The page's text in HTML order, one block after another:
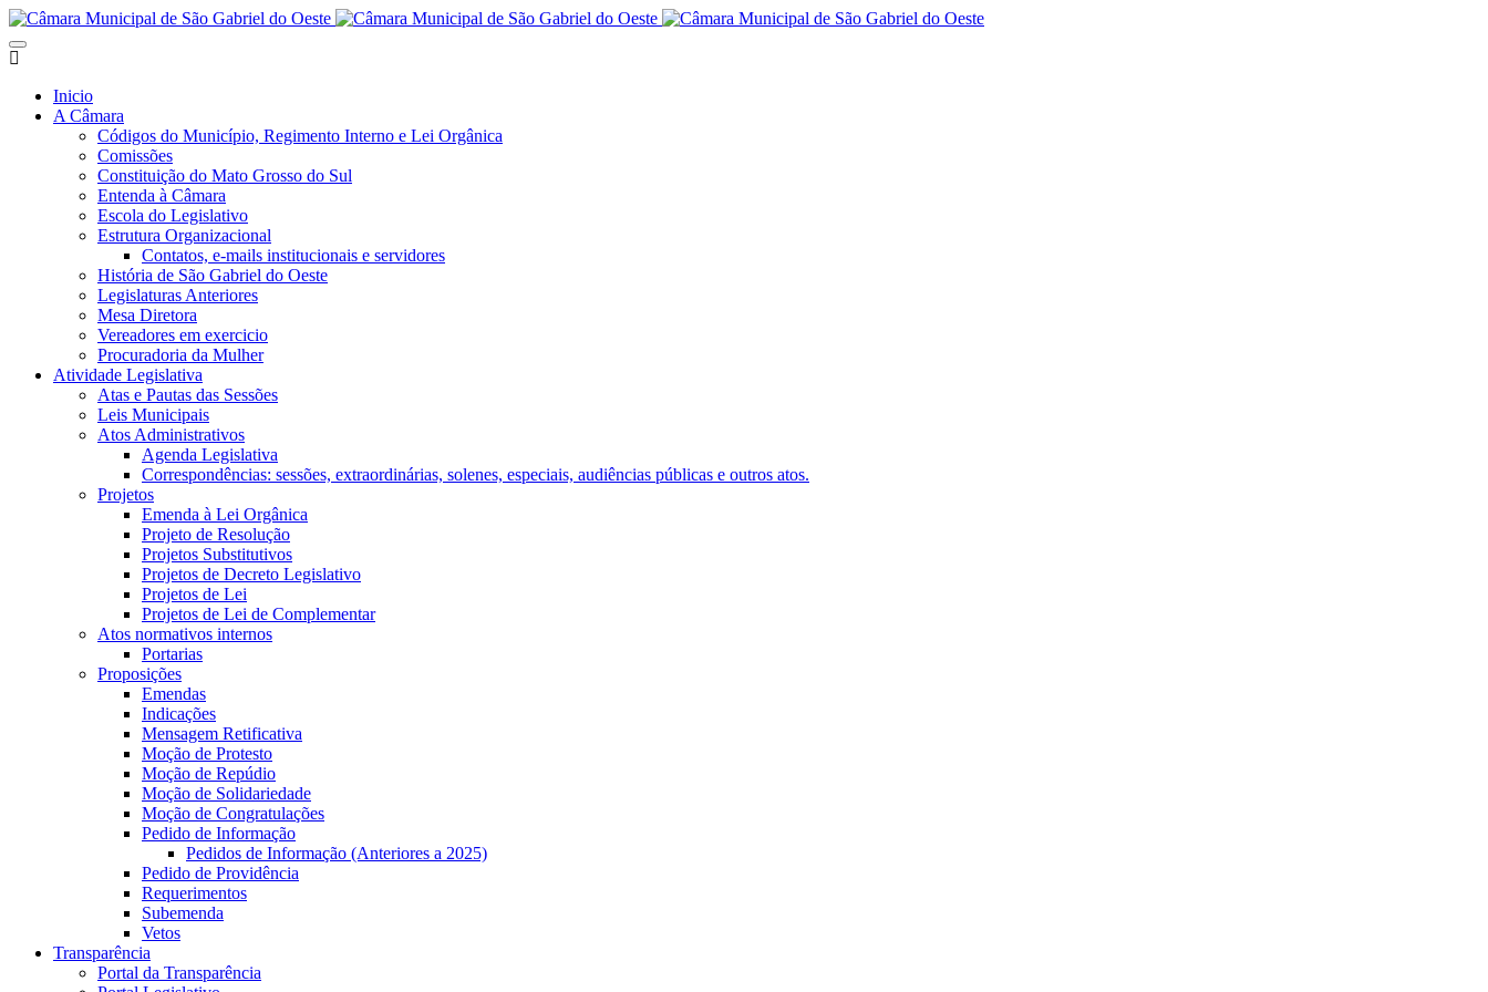
Inicio
A Câmara
Códigos do Município, Regimento Interno e Lei Orgânica
Comissões
Constituição do Mato Grosso do Sul
Entenda à Câmara
Escola do Legislativo
Estrutura Organizacional
Contatos, e-mails institucionais e servidores
História de São Gabriel do Oeste
Legislaturas Anteriores
Mesa Diretora
Vereadores em exercicio
Procuradoria da Mulher
Atividade Legislativa
Atas e Pautas das Sessões
Leis Municipais
Atos Administrativos
Agenda Legislativa
Correspondências: sessões, extraordinárias, solenes, especiais, audiências públicas e outros atos.
Projetos
Emenda à Lei Orgânica
Projeto de Resolução
Projetos Substitutivos
Projetos de Decreto Legislativo
Projetos de Lei
Projetos de Lei de Complementar
Atos normativos internos
Portarias
Proposições
Emendas
Indicações
Mensagem Retificativa
Moção de Protesto
Moção de Repúdio
Moção de Solidariedade
Moção de Congratulações
Pedido de Informação
Pedidos de Informação (Anteriores a 2025)
Pedido de Providência
Requerimentos
Subemenda
Vetos
Transparência
Portal da Transparência